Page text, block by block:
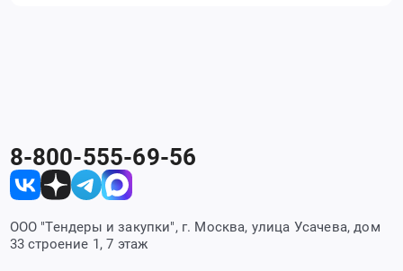
8-800-555-69-56
ООО "Тендеры и закупки", г. Москва, улица Усачева, дом
33 строение 1, 7 этаж